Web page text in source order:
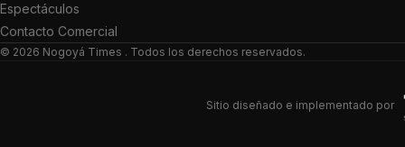
Espectáculos
Contacto Comercial
© 2026 Nogoyá Times . Todos los derechos reservados.
Sitio diseñado e implementado por